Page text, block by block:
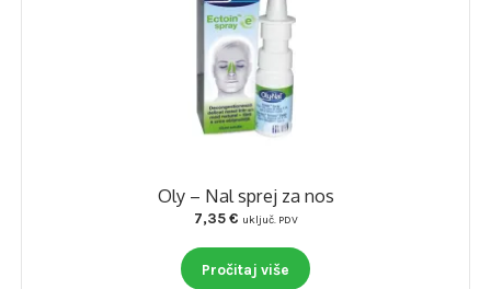
Oly – Nal sprej za nos
7,35€ uključ. PDV
Pročitaj više